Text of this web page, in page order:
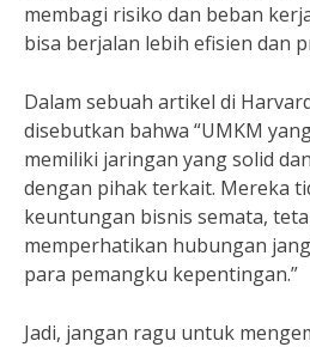
membagi risiko dan beban
bisa berjalan lebih efisien dan
Dalam sebuah artikel di
disebutkan bahwa “UMKM
memiliki jaringan yang solid
dengan pihak terkait. Mereka
keuntungan bisnis semata,
memperhatikan hubungan
para pemangku kepentingan.”
Jadi, jangan ragu untuk